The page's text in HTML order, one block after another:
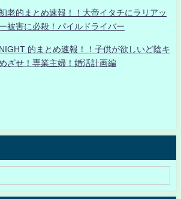
老的まとめ速報！！大帝イタチにラリアッ
被害に必殺！パイルドライバー
的まとめ速報！！子供が欲しいど陰キ
ざせ！専業主婦！婚活計画編